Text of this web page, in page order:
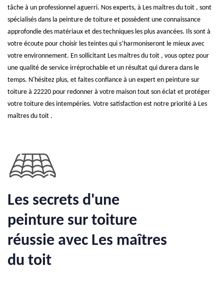
tâche à un professionnel aguerri. Nos experts, à Les maîtres du toit , sont
spécialisés dans la peinture de toiture et possèdent une connaissance
approfondie des matériaux et des techniques les plus avancées. Ils sont à
votre écoute pour choisir les teintes qui s’harmoniseront le mieux avec
votre environnement. En sollicitant Les maîtres du toit , vous optez pour
une qualité de service irréprochable et un résultat qui durera dans le
temps. N'hésitez plus, et faites confiance à un expert en peinture sur
toiture à 22220 pour redonner à votre maison tout son éclat et protéger
votre toiture des intempéries. Votre satisfaction est notre priorité à Les
maîtres du toit .
Les secrets d'une
peinture sur toiture
réussie avec Les maîtres
du toit